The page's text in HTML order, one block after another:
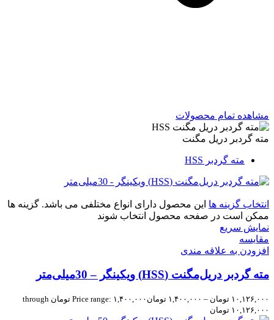
مشاهده تمام محصولات
مته گردبر دریل مگنت
مته گردبر HSS
انتخاب گزینه ها این محصول دارای انواع مختلفی می باشد. گزینه ها
ممکن است در صفحه محصول انتخاب شوند
نمایش سریع
مقايسه
افزودن به علاقه مندی
مته گردبر دریل‌مگنت (HSS) ویکینگر – 30میلی‌متر
۱۰,۱۲۶,۰۰۰ تومان – ۱,۴۰۰,۰۰۰ تومان
Price range: ۱,۴۰۰,۰۰۰ تومان through
۱۰,۱۲۶,۰۰۰ تومان